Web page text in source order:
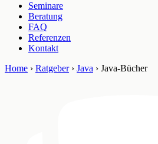
Seminare
Beratung
FAQ
Referenzen
Kontakt
Home › Ratgeber› Java › Java-Bücher